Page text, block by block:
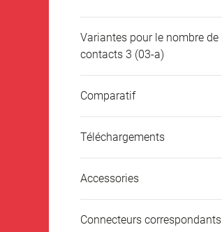
Variantes pour le nombre de
contacts 3 (03-a)
Comparatif
Téléchargements
Accessories
Connecteurs correspondants